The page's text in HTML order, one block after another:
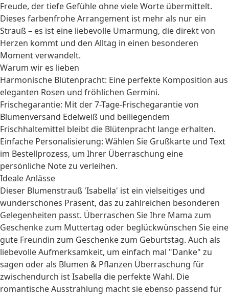
Freude, der tiefe Gefühle ohne viele Worte übermittelt.
Dieses farbenfrohe Arrangement ist mehr als nur ein
Strauß – es ist eine liebevolle Umarmung, die direkt von
Herzen kommt und den Alltag in einen besonderen
Moment verwandelt.
Warum wir es lieben
Harmonische Blütenpracht: Eine perfekte Komposition aus
eleganten Rosen und fröhlichen Germini.
Frischegarantie: Mit der 7-Tage-Frischegarantie von
Blumenversand Edelweiß und beiliegendem
Frischhaltemittel bleibt die Blütenpracht lange erhalten.
Einfache Personalisierung: Wählen Sie Grußkarte und Text
im Bestellprozess, um Ihrer Überraschung eine
persönliche Note zu verleihen.
Ideale Anlässe
Dieser Blumenstrauß 'Isabella' ist ein vielseitiges und
wunderschönes Präsent, das zu zahlreichen besonderen
Gelegenheiten passt. Überraschen Sie Ihre Mama zum
Geschenke zum Muttertag oder beglückwünschen Sie eine
gute Freundin zum Geschenke zum Geburtstag. Auch als
liebevolle Aufmerksamkeit, um einfach mal "Danke" zu
sagen oder als Blumen & Pflanzen Überraschung für
zwischendurch ist Isabella die perfekte Wahl. Die
romantische Ausstrahlung macht sie ebenso passend für